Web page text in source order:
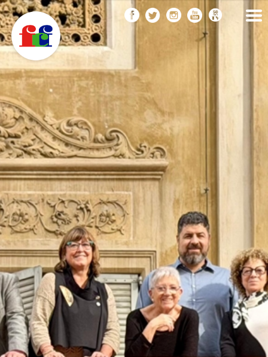
Vés
al
contingut
FEDERACIÓ CATALANA
DE FOTOGRAFIA
F
C
F